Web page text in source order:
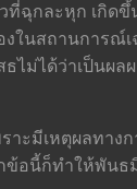
ฉุกละหุก เกิดขึ้
งในสถานการณ์
ธไม่ได้ว่าเป็นผ
ะมีเหตุผลทาง
นี้ก็ทำให้พันธมิ